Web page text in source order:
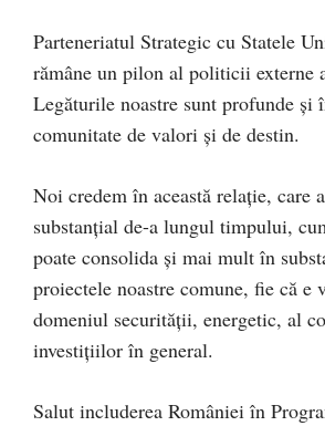
Parteneriatul Strategic cu Statele
rămâne un pilon al politicii externe
Legăturile noastre sunt profunde și
comunitate de valori și de destin.
Noi credem în această relație, care
substanțial de-a lungul timpului,
poate consolida și mai mult în
proiectele noastre comune, fie că e
domeniul securității, energetic, al
investițiilor în general.
Salut includerea României în